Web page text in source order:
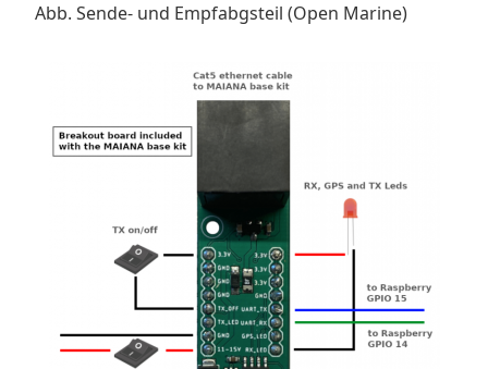
Abb. Sende- und Empfabgsteil (Open Marine)